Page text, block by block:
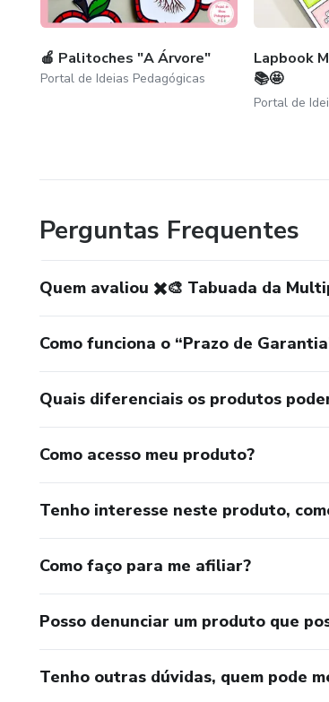
🍎 Palitoches "A Árvore"
Portal de Ideias Pedagógicas
Lapbook
📚🤩
Portal de
Perguntas Frequentes
Quem avaliou ✖️🎨 Tabuada da
Como funciona o “Prazo de
Quais diferenciais os produtos
Como acesso meu produto?
Tenho interesse neste produto,
Como faço para me afiliar?
Posso denunciar um produto que
Tenho outras dúvidas, quem pode